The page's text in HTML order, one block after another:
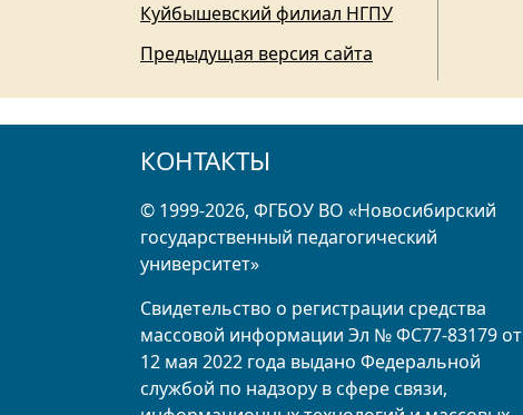
Куйбышевский филиал НГПУ
Предыдущая версия сайта
КОНТАКТЫ
© 1999-2026, ФГБОУ ВО «Новосибирский
государственный педагогический
университет»
Свидетельство о регистрации средства
массовой информации Эл № ФС77-83179 от
12 мая 2022 года выдано Федеральной
службой по надзору в сфере связи,